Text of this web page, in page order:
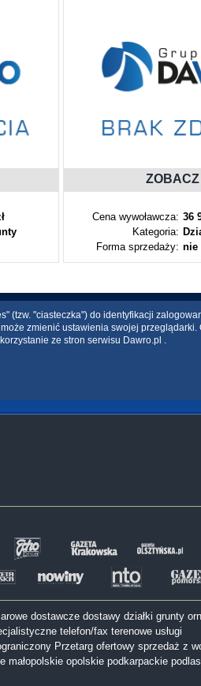
ZOBACZ
Cena wywoławcza: 36
Kategoria:
Forma sprzedaży: nie
(tzw. "ciasteczka") do identyfikacji
zmienić ustawienia swojej przeglądarki.
ze stron serwisu Dawro.pl .
dostawcze dostawy działki grunty
telefon/fax terenowe usługi
Przetarg ofertowy sprzedaż z
małopolskie opolskie podkarpackie